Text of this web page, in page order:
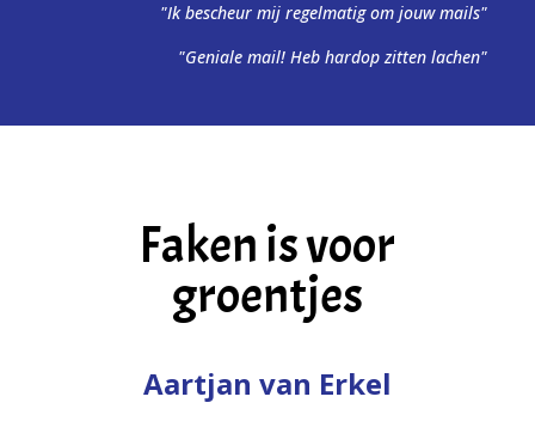
"Ik bescheur mij regelmatig om jouw mails"
"Geniale mail! Heb hardop zitten lachen"
Faken is voor
groentjes
Aartjan van Erkel